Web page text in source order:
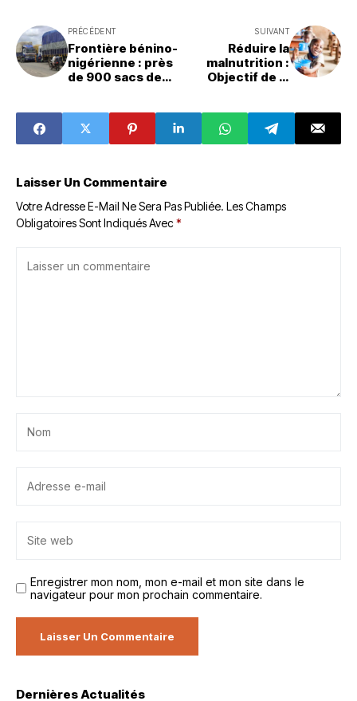
PRÉCÉDENT
Frontière bénino-
nigérienne : près
de 900 sacs de
interceptés près
de Karimama
SUIVANT
Réduire la
malnutrition :
Objectif de la
Bénin
Laisser Un Commentaire
Votre Adresse E-Mail Ne Sera Pas Publiée. Les Champs
Obligatoires Sont Indiqués Avec*
Enregistrer mon nom, mon e-mail et mon site dans le
navigateur pour mon prochain commentaire.
Dernières Actualités